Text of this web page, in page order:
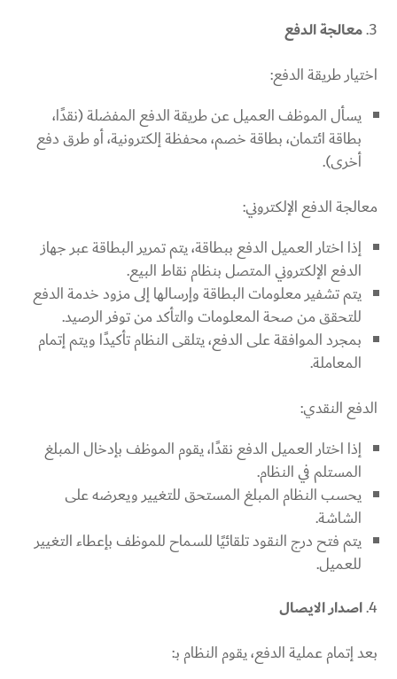
معالجة الدفع
اختيار طريقة الدفع:
يسأل الموظف العميل عن طريقة الدفع المفضلة (نقدًا،
بطاقة ائتمان، بطاقة خصم، محفظة إلكترونية، أو طرق دفع
أخرى).
معالجة الدفع الإلكتروني:
إذا اختار العميل الدفع ببطاقة، يتم تمرير البطاقة عبر جهاز
الدفع الإلكتروني المتصل بنظام نقاط البيع.
يتم تشفير معلومات البطاقة وإرسالها إلى مزود خدمة الدفع
للتحقق من صحة المعلومات والتأكد من توفر الرصيد.
بمجرد الموافقة على الدفع، يتلقى النظام تأكيدًا ويتم إتمام
المعاملة.
الدفع النقدي:
إذا اختار العميل الدفع نقدًا، يقوم الموظف بإدخال المبلغ
المستلم في النظام.
يحسب النظام المبلغ المستحق للتغيير ويعرضه على
الشاشة.
يتم فتح درج النقود تلقائيًا للسماح للموظف بإعطاء التغيير
للعميل.
اصدار الايصال
بعد إتمام عملية الدفع، يقوم النظام بـ: